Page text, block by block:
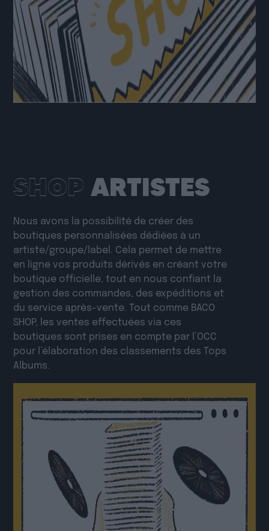
SHOPARTISTES
Nous avons la possibilité de créer des
boutiques personnalisées dédiées à un
artiste/groupe/label. Cela permet de mettre
en ligne vos produits dérivés en créant votre
boutique officielle, tout en nous confiant la
gestion des commandes, des expéditions et
du service après-vente. Tout comme BACO
SHOP, les ventes effectuées via ces
boutiques sont prises en compte par l’OCC
pour l’élaboration des classements des Tops
Albums.